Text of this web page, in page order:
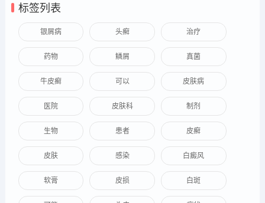
标签列表
银屑病 头癣 治疗
药物 鳞屑 真菌
牛皮癣 可以 皮肤病
医院 皮肤科 制剂
生物 患者 皮癣
皮肤 感染 白癜风
软膏 皮损 白斑